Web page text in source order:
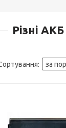
Різні